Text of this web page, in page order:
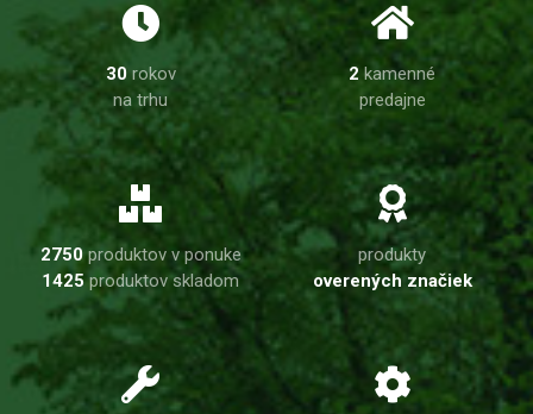
30rokov
na trhu
2 kamenné
predajne
2750produktov v ponuke
1425produktov skladom
produkty
overených značiek